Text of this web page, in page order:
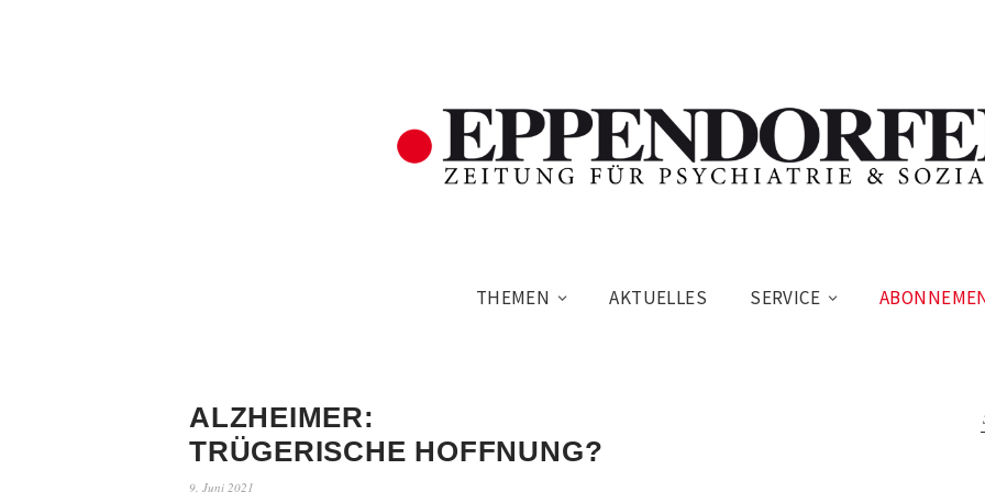
THEMEN AKTUELLES SERVICE
ALZHEIMER:
TRÜGERISCHE HOFFNUNG?
9. Juni 2021